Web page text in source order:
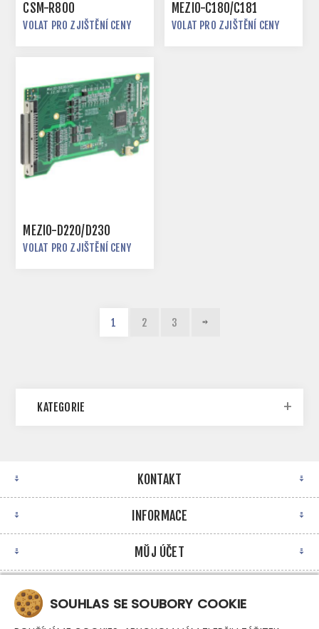
CSM-R800
VOLAT PRO ZJIŠTĚNÍ CENY
MEZIO-C180/C181
VOLAT PRO ZJIŠTĚNÍ CENY
MEZIO-D220/D230
VOLAT PRO ZJIŠTĚNÍ CENY
1 2 3
KATEGORIE
KONTAKT
INFORMACE
MŮJ ÚČET
SOUHLAS SE SOUBORY COOKIE